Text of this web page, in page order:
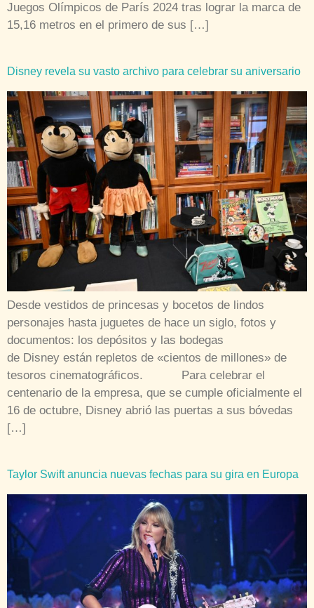
Juegos Olímpicos de París 2024 tras lograr la marca de
15,16 metros en el primero de sus […]
Disney revela su vasto archivo para celebrar su aniversario
Desde vestidos de princesas y bocetos de lindos
personajes hasta juguetes de hace un siglo, fotos y
documentos: los depósitos y las bodegas
de Disney están repletos de «cientos de millones» de
tesoros cinematográficos. Para celebrar el
centenario de la empresa, que se cumple oficialmente el
16 de octubre, Disney abrió las puertas a sus bóvedas
[…]
Taylor Swift anuncia nuevas fechas para su gira en Europa